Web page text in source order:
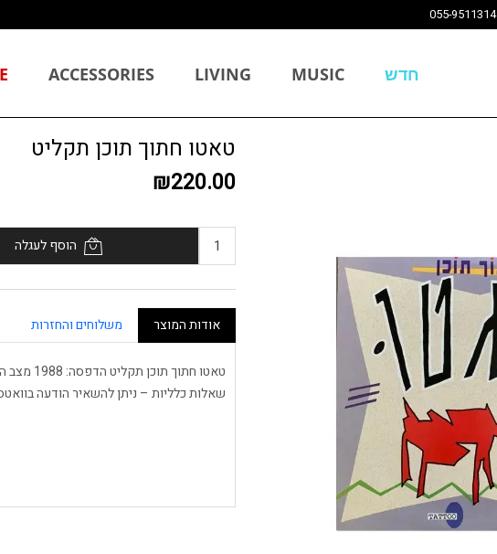
055-9511314
חדש MUSIC
LIVING
ACCESSORIES
טאטו חתוך תוכן תקליט
₪220.00
הוסף לעגלה
אודות המוצר משלוחים והחזרות
שאלות כלליות – ניתן להשאיר הודעה בוואטסאפ: 055-